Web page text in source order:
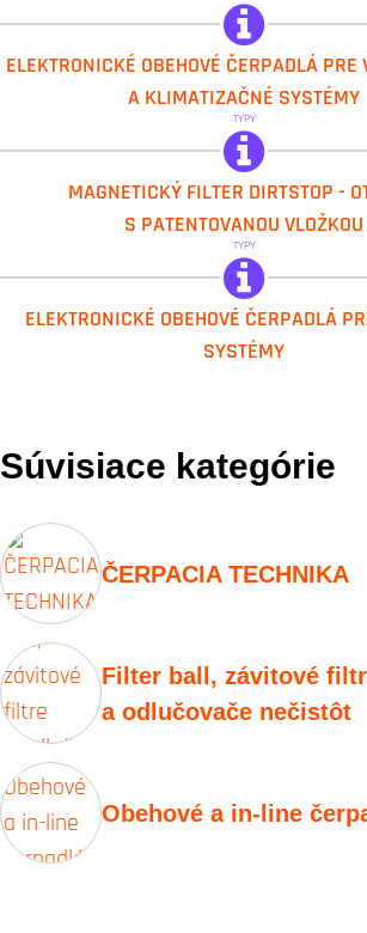
DAB.EVOSTA3
ELEKTRONICKÉ OBEHOVÉ ČERPADLÁ PRE
A KLIMATIZAČNÉ SYSTÉMY
TYPY
IVAR.DIRTSTOP
MAGNETICKÝ FILTER DIRTSTOP -
S PATENTOVANOU VLOŽKOU
TYPY
DAB.EVOSTA2 SOL
ELEKTRONICKÉ OBEHOVÉ ČERPADLÁ
SYSTÉMY
Súvisiace kategórie
ČERPACIA TECHNIKA
Filter ball, závitové
a odlučovače nečistôt
Obehové a in-line